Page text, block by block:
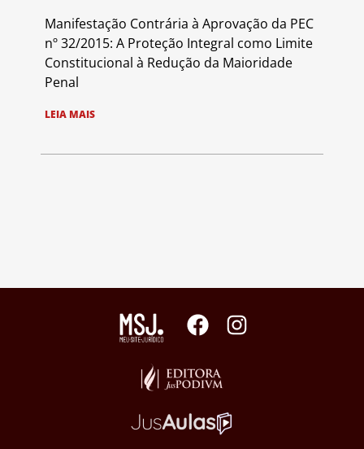
Manifestação Contrária à Aprovação da PEC
nº 32/2015: A Proteção Integral como Limite
Constitucional à Redução da Maioridade
Penal
LEIA MAIS